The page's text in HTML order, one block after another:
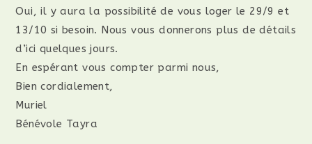
Oui, il y aura la possibilité de vous loger le 29/9 et
13/10 si besoin. Nous vous donnerons plus de détails
d’ici quelques jours.
En espérant vous compter parmi nous,
Bien cordialement,
Muriel
Bénévole Tayra